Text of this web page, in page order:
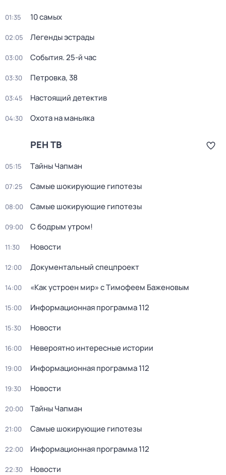
01:35 10 самых
02:05 Легенды эстрады
03:00 События. 25-й час
03:30 Петровка, 38
03:45 Настоящий детектив
04:30 Охота на маньяка
РЕН ТВ
05:15 Тaйны Чапман
07:25 Самые шoкиpующие гипотезы
08:00 Самые шoкиpующие гипотезы
09:00 С бодрым утром!
11:30 Новости
12:00 Докyментальный cпецпроект
14:00 «Как устроен мир» с Тимофеем Баженовым
15:00 Информационная программа 112
15:30 Новости
16:00 Невероятно интересные истории
19:00 Информационная программа 112
19:30 Новости
20:00 Тaйны Чапман
21:00 Самые шoкиpующие гипотезы
22:00 Информационная программа 112
22:30 Новости